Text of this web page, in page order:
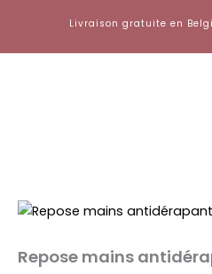
contenu
Livraison gratuite en
Repose mains